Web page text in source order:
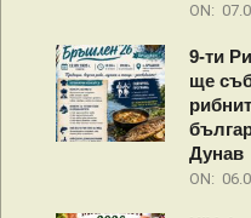
ON:
9-ти
ще
Дунав
ON: